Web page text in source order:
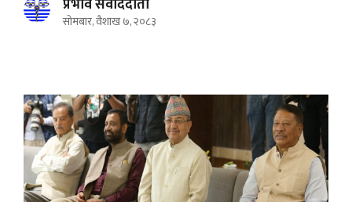
प्रभाव संवाददाता
सोमबार, वैशाख ७, २०८३